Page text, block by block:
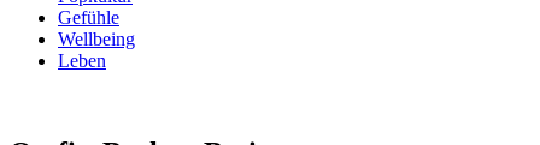
Gefühle
Wellbeing
Leben